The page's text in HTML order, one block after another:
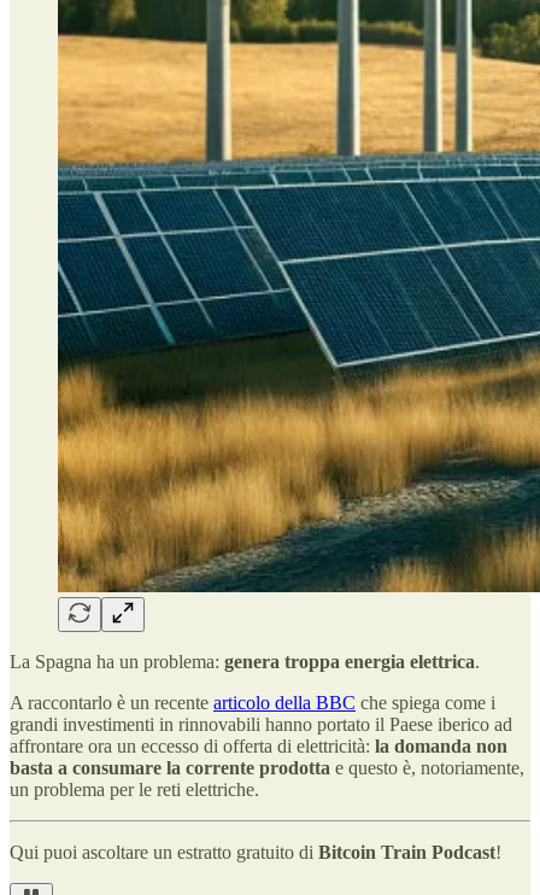
La Spagna ha un problema: genera troppa energia elettrica.
A raccontarlo è un recente articolo della BBC che spiega come i
grandi investimenti in rinnovabili hanno portato il Paese iberico ad
affrontare ora un eccesso di offerta di elettricità: la domanda non
basta a consumare la corrente prodotta e questo è, notoriamente,
un problema per le reti elettriche.
Qui puoi ascoltare un estratto gratuito di Bitcoin Train Podcast!